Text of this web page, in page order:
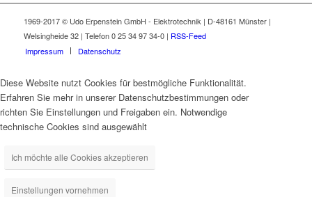
1969-2017 © Udo Erpenstein GmbH - Elektrotechnik | D-48161 Münster |
Welsingheide 32 | Telefon 0 25 34 97 34-0 | RSS-Feed
Impressum
Datenschutz
Diese Website nutzt Cookies für bestmögliche Funktionalität.
Erfahren Sie mehr in unserer Datenschutzbestimmungen oder
richten Sie Einstellungen und Freigaben ein. Notwendige
technische Cookies sind ausgewählt
Ich möchte alle Cookies akzeptieren
Einstellungen vornehmen